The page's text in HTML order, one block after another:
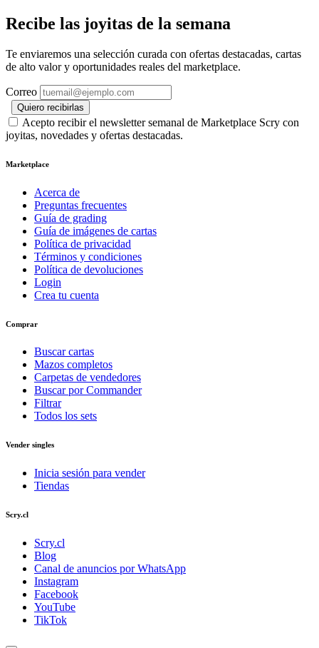
Recibe las joyitas de la semana
Te enviaremos una selección curada con ofertas destacadas, cartas
de alto valor y oportunidades reales del marketplace.
Correo
Quiero recibirlas
Acepto recibir el newsletter semanal de Marketplace Scry con
joyitas, novedades y ofertas destacadas.
Marketplace
Acerca de
Preguntas frecuentes
Guía de grading
Guía de imágenes de cartas
Política de privacidad
Términos y condiciones
Política de devoluciones
Login
Crea tu cuenta
Comprar
Buscar cartas
Mazos completos
Carpetas de vendedores
Buscar por Commander
Filtrar
Todos los sets
Vender singles
Inicia sesión para vender
Tiendas
Scry.cl
Scry.cl
Blog
Canal de anuncios por WhatsApp
Instagram
Facebook
YouTube
TikTok